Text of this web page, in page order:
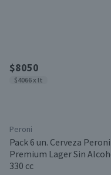
$8050
$4066 x lt
Peroni
Pack 6 un. Cerveza Peroni
Premium Lager Sin
330 cc